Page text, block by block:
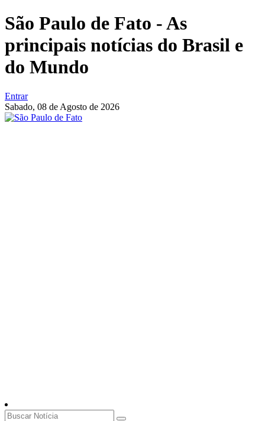
São Paulo de Fato - As
principais notícias do Brasil e
do Mundo
Entrar
Sabado, 08 de Agosto de 2026